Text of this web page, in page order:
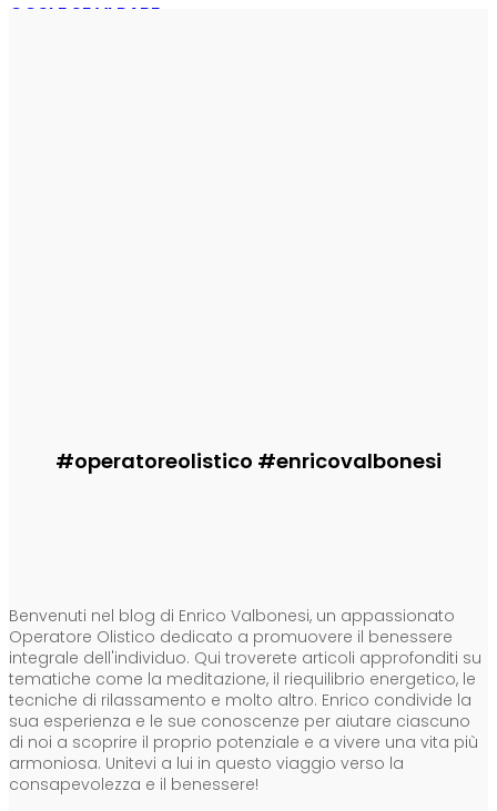
COSI E SE VI PARE
#operatoreolistico #enricovalbonesi
Benvenuti nel blog di Enrico Valbonesi, un appassionato
Operatore Olistico dedicato a promuovere il benessere
integrale dell'individuo. Qui troverete articoli approfonditi su
tematiche come la meditazione, il riequilibrio energetico, le
tecniche di rilassamento e molto altro. Enrico condivide la
sua esperienza e le sue conoscenze per aiutare ciascuno
di noi a scoprire il proprio potenziale e a vivere una vita più
armoniosa. Unitevi a lui in questo viaggio verso la
consapevolezza e il benessere!